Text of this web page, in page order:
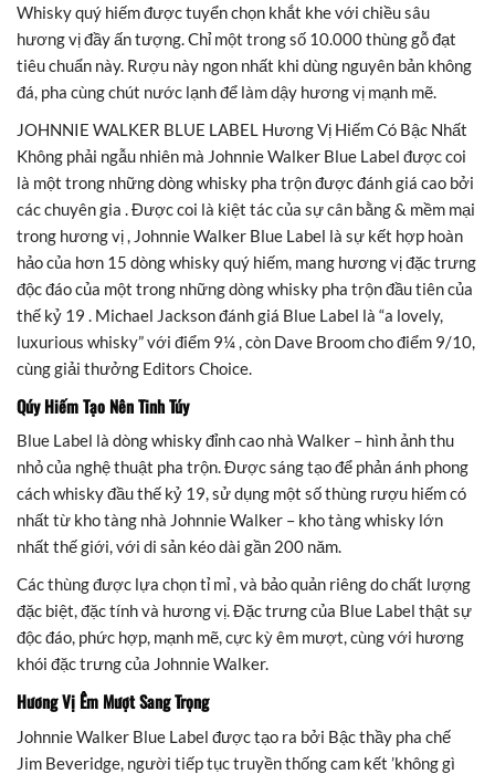
Whisky quý hiếm được tuyển chọn khắt khe với chiều sâu
hương vị đầy ấn tượng. Chỉ một trong số 10.000 thùng gỗ đạt
tiêu chuẩn này. Rượu này ngon nhất khi dùng nguyên bản không
đá, pha cùng chút nước lạnh để làm dậy hương vị mạnh mẽ.
JOHNNIE WALKER BLUE LABEL Hương Vị Hiếm Có Bậc Nhất
Không phải ngẫu nhiên mà Johnnie Walker Blue Label được coi
là một trong những dòng whisky pha trộn được đánh giá cao bởi
các chuyên gia . Được coi là kiệt tác của sự cân bằng & mềm mại
trong hương vị , Johnnie Walker Blue Label là sự kết hợp hoàn
hảo của hơn 15 dòng whisky quý hiếm, mang hương vị đặc trưng
độc đáo của một trong những dòng whisky pha trộn đầu tiên của
thế kỷ 19 . Michael Jackson đánh giá Blue Label là “a lovely,
luxurious whisky” với điểm 9¼ , còn Dave Broom cho điểm 9/10,
cùng giải thưởng Editors Choice.
Qúy Hiếm Tạo Nên Tinh Túy
Blue Label là dòng whisky đỉnh cao nhà Walker – hình ảnh thu
nhỏ của nghệ thuật pha trộn. Được sáng tạo để phản ánh phong
cách whisky đầu thế kỷ 19, sử dụng một số thùng rượu hiếm có
nhất từ kho tàng nhà Johnnie Walker – kho tàng whisky lớn
nhất thế giới, với di sản kéo dài gần 200 năm.
Các thùng được lựa chọn tỉ mỉ , và bảo quản riêng do chất lượng
đặc biệt, đặc tính và hương vị. Đặc trưng của Blue Label thật sự
độc đáo, phức hợp, mạnh mẽ, cực kỳ êm mượt, cùng với hương
khói đặc trưng của Johnnie Walker.
Hương Vị Êm Mượt Sang Trọng
Johnnie Walker Blue Label được tạo ra bởi Bậc thầy pha chế
Jim Beveridge, người tiếp tục truyền thống cam kết ’không gì